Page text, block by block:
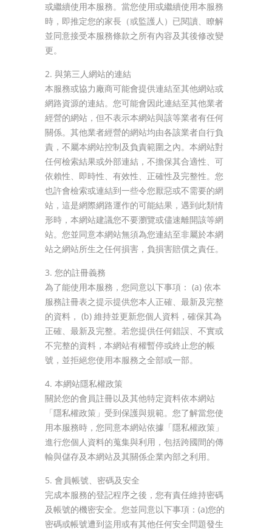
或繼續使用本服務。當您使用或繼續使用本服務
時，即推定您的家長（或監護人）已閱讀、瞭解
並同意接受本服務條款之所有內容及其後修改變
更。
2. 與第三人網站的連結
本服務或協力廠商可能會提供連結至其他網站或
網路資源的連結。您可能會因此連結至其他業者
經營的網站，但不表示本網站與該等業者有任何
關係。其他業者經營的網站均由各該業者自行負
責，不屬本網站控制及負責範圍之內。本網站對
任何檢索結果或外部連結，不擔保其合適性、可
依賴性、即時性、有效性、正確性及完整性。您
也許會檢索或連結到一些令您厭惡或不需要的網
站，這是網際網路運作的可能結果，遇到此類情
形時，本網站建議您不要瀏覽或儘速離開該等網
站。您並同意本網站無須為您連結至非屬於本網
站之網站所生之任何損害，負損害賠償之責任。
3. 您的註冊義務
為了能使用本服務，您同意以下事項： (a) 依本
服務註冊表之提示提供您本人正確、最新及完整
的資料， (b) 維持並更新您個人資料，確保其為
正確、最新及完整。若您提供任何錯誤、不實或
不完整的資料，本網站有權暫停或終止您的帳
號，並拒絕您使用本服務之全部或一部。
4. 本網站隱私權政策
關於您的會員註冊以及其他特定資料依本網站
「隱私權政策」受到保護與規範。您了解當您使
用本服務時，您同意本網站依據「隱私權政策」
進行您個人資料的蒐集與利用，包括跨國間的傳
輸與儲存及本網站及其關係企業內部之利用。
5. 會員帳號、密碼及安全
完成本服務的登記程序之後，您有責任維持密碼
及帳號的機密安全。您並同意以下事項：(a)您的
密碼或帳號遭到盜用或有其他任何安全問題發生